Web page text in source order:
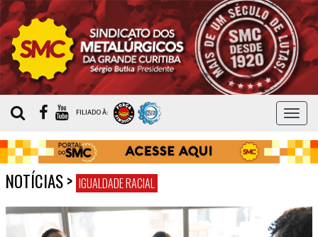
MENU
FILIADO À:
NOTÍCIAS> IGUALDADE RACIAL